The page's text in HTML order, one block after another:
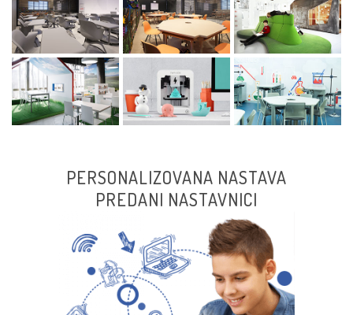
PERSONALIZOVANA NASTAVA
PREDANI NASTAVNICI